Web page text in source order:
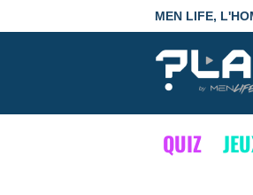
MEN LIFE,
QUIZ